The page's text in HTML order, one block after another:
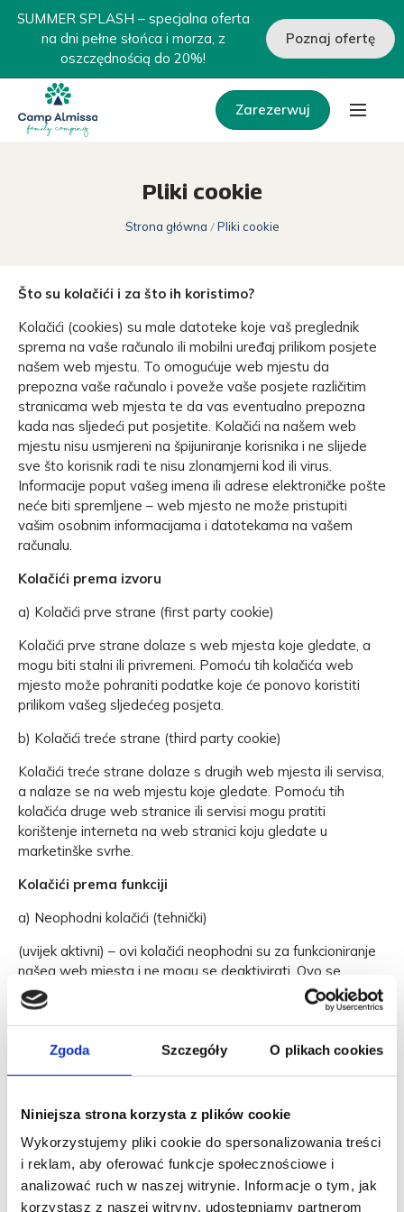
Zgoda Szczegóły O plikach cookies
Niniejsza strona korzysta z plików cookie
Wykorzystujemy pliki cookie do spersonalizowania treści
i reklam, aby oferować funkcje społecznościowe i
analizować ruch w naszej witrynie. Informacje o tym, jak
korzystasz z naszej witryny, udostępniamy partnerom
SUMMER SPLASH – specjalna oferta
na dni pełne słońca i morza, z
oszczędnością do 20%!
Poznaj ofertę
Zarezerwuj
Pliki cookie
Strona główna Pliki cookie
Što su kolačići i za što ih koristimo?
Kolačići (cookies) su male datoteke koje vaš preglednik
sprema na vaše računalo ili mobilni uređaj prilikom posjete
našem web mjestu. To omogućuje web mjestu da
prepozna vaše računalo i poveže vaše posjete različitim
stranicama web mjesta te da vas eventualno prepozna
kada nas sljedeći put posjetite. Kolačići na našem web
mjestu nisu usmjereni na špijuniranje korisnika i ne slijede
sve što korisnik radi te nisu zlonamjerni kod ili virus.
Informacije poput vašeg imena ili adrese elektroničke pošte
neće biti spremljene – web mjesto ne može pristupiti
vašim osobnim informacijama i datotekama na vašem
računalu.
Kolačići prema izvoru
a) Kolačići prve strane (first party cookie)
Kolačići prve strane dolaze s web mjesta koje gledate, a
mogu biti stalni ili privremeni. Pomoću tih kolačića web
mjesto može pohraniti podatke koje će ponovo koristiti
prilikom vašeg sljedećeg posjeta.
b) Kolačići treće strane (third party cookie)
Kolačići treće strane dolaze s drugih web mjesta ili servisa,
a nalaze se na web mjestu koje gledate. Pomoću tih
kolačića druge web stranice ili servisi mogu pratiti
korištenje interneta na web stranici koju gledate u
marketinške svrhe.
Kolačići prema funkciji
a) Neophodni kolačići (tehnički)
(uvijek aktivni) – ovi kolačići neophodni su za funkcioniranje
našeg web mjesta i ne mogu se deaktivirati. Ovo se
odnosi, na primjer, na kolačiće koji osiguravaju da
konfiguracija koja se odnosi na korisnika stranice (odabrani
jezik, valuta, prihvaćanje kolačića, lista želja, košarica i sl.)
bude održana na svim sesijama. Dodatno, ovi kolačići ili
slične tehnologije doprinose sigurnoj i ispravnoj uporabi
ovi kolačići blokiraju ili da dobivate obavijesti o ovim
ispravno, a kupovina u internetskoj trgovini neće biti
moguća
b) Analitički kolačići